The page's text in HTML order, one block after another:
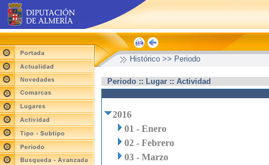
Histórico >> Periodo
Periodo :: Lugar :: Actividad
2016
01 - Enero
02 - Febrero
03 - Marzo